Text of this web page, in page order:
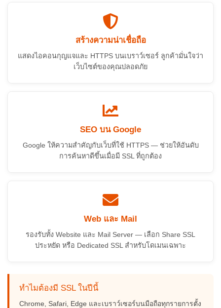
สร้างความน่าเชื่อถือ
แสดงไอคอนกุญแจและ HTTPS บนเบราว์เซอร์ ลูกค้ามั่นใจว่า
เว็บไซต์ของคุณปลอดภัย
SEO บน Google
Google ให้ความสำคัญกับเว็บที่ใช้ HTTPS — ช่วยให้อันดับ
การค้นหาดีขึ้นเมื่อมี SSL ที่ถูกต้อง
Web และ Mail
รองรับทั้ง Website และ Mail Server — เลือก Share SSL
ประหยัด หรือ Dedicated SSL สำหรับโดเมนเฉพาะ
ทำไมต้องมี SSL ในปีนี้
Chrome, Safari, Edge และเบราว์เซอร์บนมือถือทุกรายการตั้ง